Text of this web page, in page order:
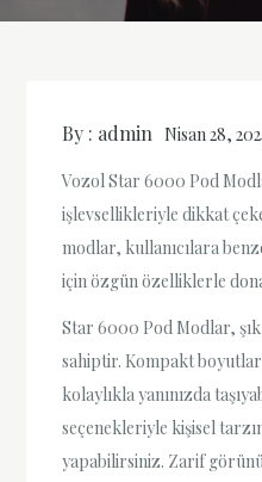
By : admin Nisan 28,
Vozol Star 6000 Pod
işlevsellikleriyle dikkat
modlar, kullanıcılara
için özgün özelliklerle
Star 6000 Pod Modlar,
sahiptir. Kompakt
kolaylıkla yanınızda
seçenekleriyle kişisel
yapabilirsiniz. Zarif